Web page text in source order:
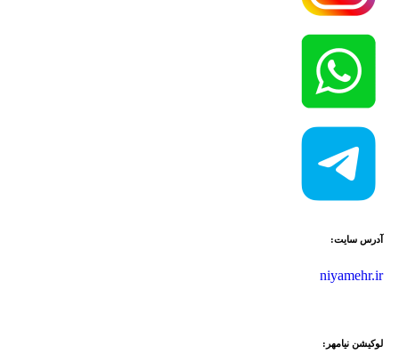
آدرس سایت:
niyamehr.ir
لوکیشن نیامهر: